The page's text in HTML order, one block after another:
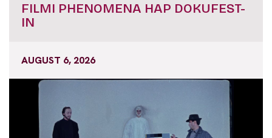
FILMI PHENOMENA HAP DOKUFEST-
IN
AUGUST 6, 2026